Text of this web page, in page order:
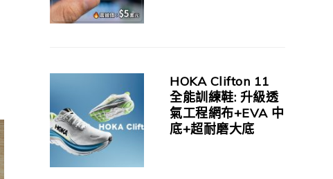
HOKA Clifton 11
全能訓練鞋: 升級透
氣工程網布+EVA 中
底+超耐磨大底